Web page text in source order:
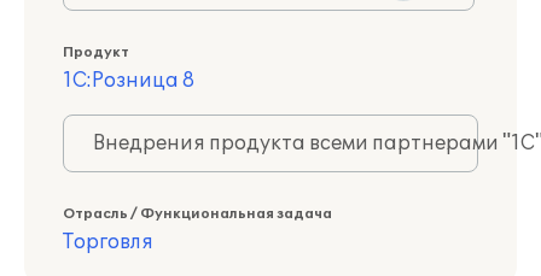
Продукт
1С:Розница 8
Внедрения продукта всеми партнерами
Отрасль / Функциональная задача
Торговля